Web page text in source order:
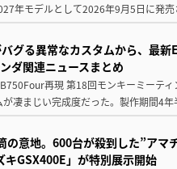
年モデルとして2026年9月5日に発
グる異常なカスタムから、最
ダ関連ニュースまとめ
再現 第18回モンキーミーテ
凄まじい完成度だった。製作期間4
の意地。600台が殺到した”アマ
キGSX400E」が特別展示開始